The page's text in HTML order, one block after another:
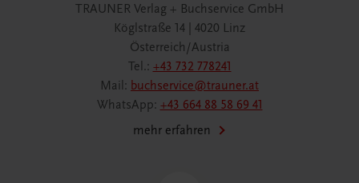
TRAUNER Verlag + Buchservice GmbH
Köglstraße 14 | 4020 Linz
Österreich/Austria
Tel.: +43 732 778241
Mail: buchservice@trauner.at
WhatsApp: +43 664 88 58 69 41
mehr erfahren